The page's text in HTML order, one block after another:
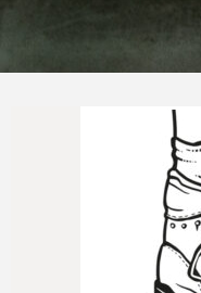
Naprawimy